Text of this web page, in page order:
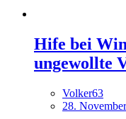
Hife bei
ungewollte
Volker63
28.